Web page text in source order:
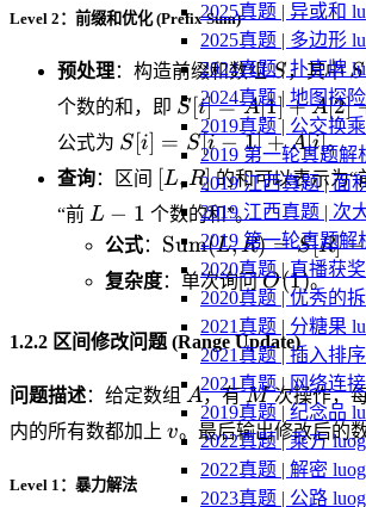
2025真题 | 异或和
2025真题 | 多边形
2024真题 | 扑克牌
2024真题 | 地图探
2019真题 | 公交换
2019 第一轮真题
2019 江西真题 | 面
2019 江西真题 | 次
2019 第一轮真题
2020真题 | 直播获
2020真题 | 优秀的
2021真题 | 分糖果
2021真题 | 插入排
2021真题 | 网络连接
2019真题 | 纪念品
2022真题 | 乘方
2022真题 | 解密
2023真题 | 公路
Level 2：前缀和优化 (Prefix Sum)
预处理：构造前缀和数组S
S，其中S
个数的和，即 S[i]
=
A[1]
+
A[2]
+
\dots
+
A[i]
S [i] = A[1]+ A[2]
公式为 S[i]
=
S[i-
1]
+
A[i]
S [i] = S[i −1]+ A[i]。
查询：区间 [L,
R]
[L,R]的和可以表示为“
“前 L-
1
L − 1 个数的和”。
公式： \text{Sum}
(L, R) =
S[R] - S[L-1]
Sum(L,R) = S[R]−
复杂度：单次询问O(1)
O(1)。
1.2.2 区间修改问题 (Range Update)
问题描述：给定数组 A
A，有M
M次操作，
内的所有数都加上 v
v。最后输出修改后的
Level 1：暴力解法